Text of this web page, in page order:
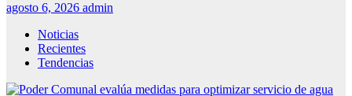
agosto 6, 2026 admin
Noticias
Recientes
Tendencias